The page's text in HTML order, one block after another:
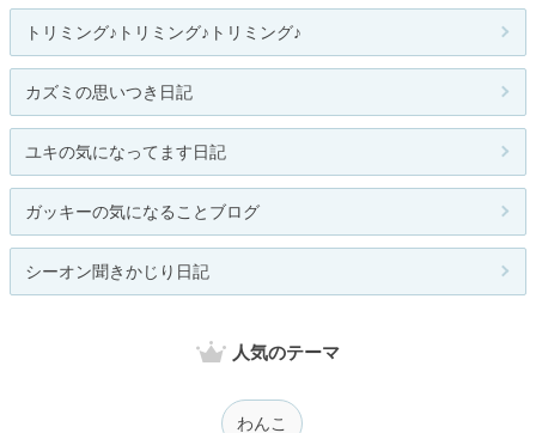
トリミング♪トリミング♪トリミング♪
カズミの思いつき日記
ユキの気になってます日記
ガッキーの気になることブログ
シーオン聞きかじり日記
人気のテーマ
わんこ